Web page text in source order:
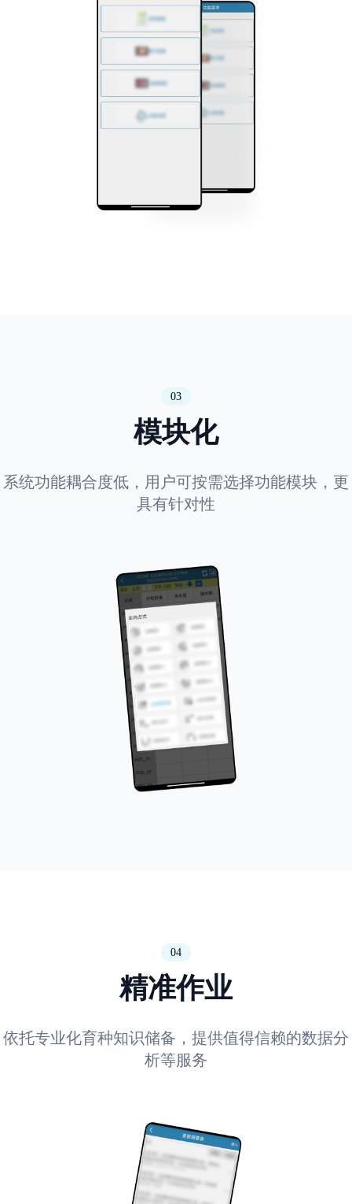
03
模块化
系统功能耦合度低，用户可按需选择功能模块，更
具有针对性
04
精准作业
依托专业化育种知识储备，提供值得信赖的数据分
析等服务